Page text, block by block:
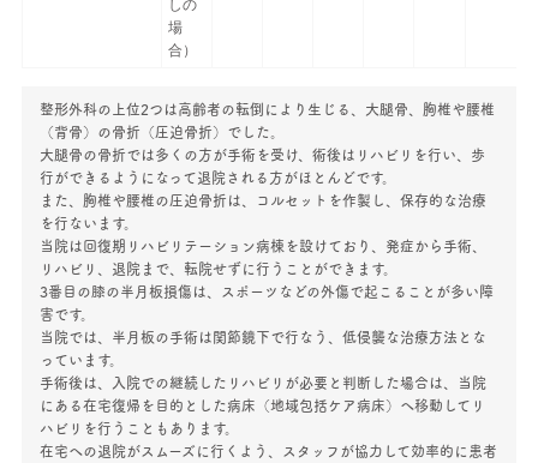
しの
場
合）
整形外科の上位2つは高齢者の転倒により生じる、大腿骨、胸椎や腰椎
（背骨）の骨折（圧迫骨折）でした。
大腿骨の骨折では多くの方が手術を受け、術後はリハビリを行い、歩
行ができるようになって退院される方がほとんどです。
また、胸椎や腰椎の圧迫骨折は、コルセットを作製し、保存的な治療
を行ないます。
当院は回復期リハビリテーション病棟を設けており、発症から手術、
リハビリ、退院まで、転院せずに行うことができます。
3番目の膝の半月板損傷は、スポーツなどの外傷で起こることが多い障
害です。
当院では、半月板の手術は関節鏡下で行なう、低侵襲な治療方法とな
っています。
手術後は、入院での継続したリハビリが必要と判断した場合は、当院
にある在宅復帰を目的とした病床（地域包括ケア病床）へ移動してリ
ハビリを行うこともあります。
在宅への退院がスムーズに行くよう、スタッフが協力して効率的に患者